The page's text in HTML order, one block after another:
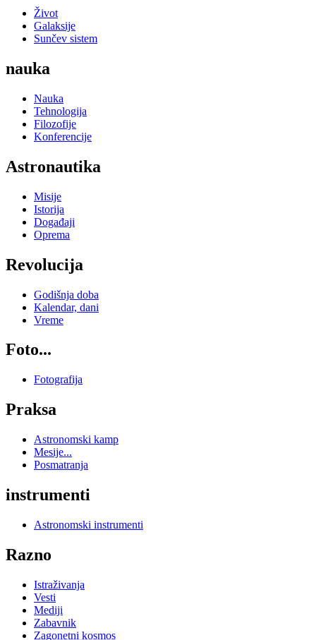
Život
Galaksije
Sunčev sistem
nauka
Nauka
Tehnologija
Filozofije
Konferencije
Astronautika
Misije
Istorija
Događaji
Oprema
Revolucija
Godišnja doba
Kalendar, dani
Vreme
Foto...
Fotografija
Praksa
Astronomski kamp
Mesije...
Posmatranja
instrumenti
Astronomski instrumenti
Razno
Istraživanja
Vesti
Mediji
Zabavnik
Zagonetni kosmos